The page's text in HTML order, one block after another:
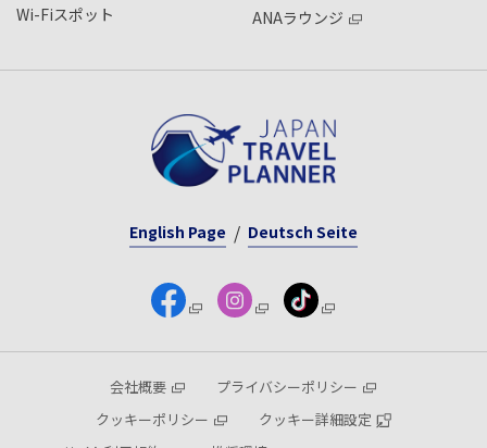
Wi-Fiスポット
ANAラウンジ
English Page Deutsch Seite
会社概要
プライバシーポリシー
クッキーポリシー
クッキー詳細設定